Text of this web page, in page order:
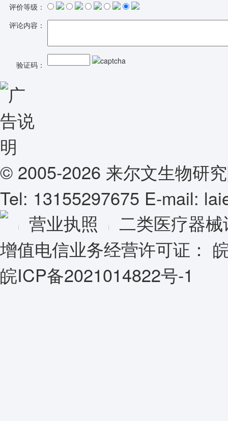
评价等级：
评论内容：
验证码：
© 2005-2026 来尔文生物研
Tel: 13155297675 E-mail:
营业执照
二类医疗器
增值电信业务经营许可证：
皖ICP备2021014822号-1